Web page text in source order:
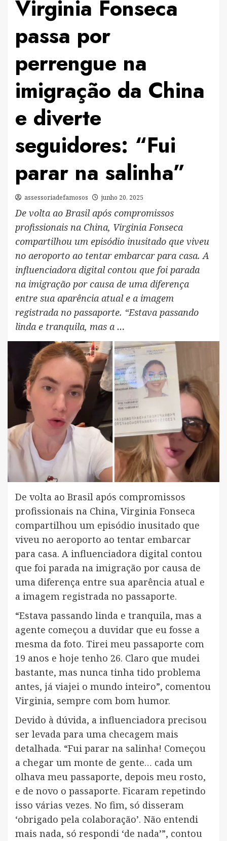
Virginia Fonseca
passa por
perrengue na
imigração da China
e diverte
seguidores: “Fui
parar na salinha”
assessoriadefamosos junho 20, 2025
De volta ao Brasil após compromissos
profissionais na China, Virginia Fonseca
compartilhou um episódio inusitado que viveu
no aeroporto ao tentar embarcar para casa. A
influenciadora digital contou que foi parada
na imigração por causa de uma diferença
entre sua aparência atual e a imagem
registrada no passaporte. “Estava passando
linda e tranquila, mas a …
De volta ao Brasil após compromissos
profissionais na China, Virginia Fonseca
compartilhou um episódio inusitado que
viveu no aeroporto ao tentar embarcar
para casa. A influenciadora digital contou
que foi parada na imigração por causa de
uma diferença entre sua aparência atual e
a imagem registrada no passaporte.
“Estava passando linda e tranquila, mas a
agente começou a duvidar que eu fosse a
mesma da foto. Tirei meu passaporte com
19 anos e hoje tenho 26. Claro que mudei
bastante, mas nunca tinha tido problema
antes, já viajei o mundo inteiro”, comentou
Virginia, sempre com bom humor.
Devido à dúvida, a influenciadora precisou
ser levada para uma checagem mais
detalhada. “Fui parar na salinha! Começou
a chegar um monte de gente… cada um
olhava meu passaporte, depois meu rosto,
e de novo o passaporte. Ficaram repetindo
isso várias vezes. No fim, só disseram
‘obrigado pela colaboração’. Não entendi
mais nada, só respondi ‘de nada’”, contou